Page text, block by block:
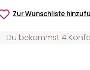
Zur Wunschliste
Du bekommst 4